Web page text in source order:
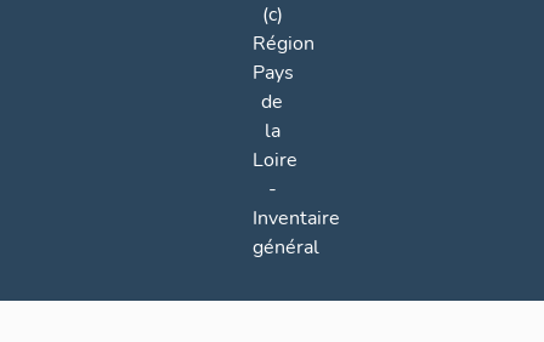
(c)
Région
Pays
de
la
Loire
-
Inventaire
général